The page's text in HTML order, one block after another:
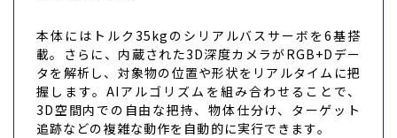
本体にはトルク35kgのシリアルバスサーボを6基搭
載。さらに、内蔵された3D深度カメラがRGB+Dデー
タを解析し、対象物の位置や形状をリアルタイムに把
握します。AIアルゴリズムを組み合わせることで、
3D空間内での自由な把持、物体仕分け、ターゲット
追跡などの複雑な動作を自動的に実行できます。